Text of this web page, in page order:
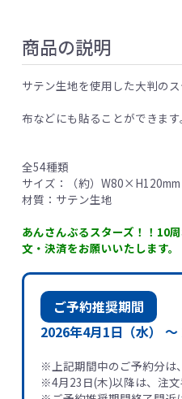
商品の説明
サテン生地を使用した大判のス
布などにも貼ることができます
全54種類
サイズ：（約）W80×H120mm
材質：サテン生地
あんさんぶるスターズ！！10
文・決済をお願いいたします。
ご予約推奨期間
2026年4月1日（水） 〜
※上記期間中のご予約分は
※4月23日(木)以降は、注文